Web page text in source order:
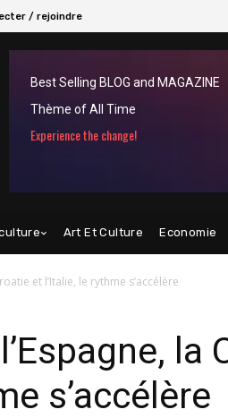
/ rejoindre
Best Selling BLOG and MAGAZINE
Thème of All Time
Experience the change!
Art Et Culture Economie
et l’Italie, le rythme s’accélère
la
s’accélère